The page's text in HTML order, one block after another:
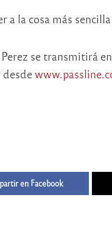
a la cosa más
se transmitirá en
desde
en Facebook